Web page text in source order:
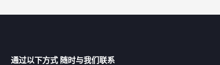
通过以下方式 随时与我们联系